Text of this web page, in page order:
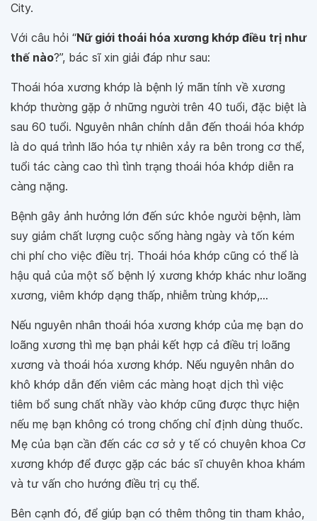
City.
Với câu hỏi “Nữ giới thoái hóa xương khớp điều trị như
thế nào?”, bác sĩ xin giải đáp như sau:
Thoái hóa xương khớp là bệnh lý mãn tính về xương
khớp thường gặp ở những người trên 40 tuổi, đặc biệt là
sau 60 tuổi. Nguyên nhân chính dẫn đến thoái hóa khớp
là do quá trình lão hóa tự nhiên xảy ra bên trong cơ thể,
tuổi tác càng cao thì tình trạng thoái hóa khớp diễn ra
càng nặng.
Bệnh gây ảnh hưởng lớn đến sức khỏe người bệnh, làm
suy giảm chất lượng cuộc sống hàng ngày và tốn kém
chi phí cho việc điều trị. Thoái hóa khớp cũng có thể là
hậu quả của một số bệnh lý xương khớp khác như loãng
xương, viêm khớp dạng thấp, nhiễm trùng khớp,...
Nếu nguyên nhân thoái hóa xương khớp của mẹ bạn do
loãng xương thì mẹ bạn phải kết hợp cả điều trị loãng
xương và thoái hóa xương khớp. Nếu nguyên nhân do
khô khớp dẫn đến viêm các màng hoạt dịch thì việc
tiêm bổ sung chất nhầy vào khớp cũng được thực hiện
nếu mẹ bạn không có trong chống chỉ định dùng thuốc.
Mẹ của bạn cần đến các cơ sở y tế có chuyên khoa Cơ
xương khớp để được gặp các bác sĩ chuyên khoa khám
và tư vấn cho hướng điều trị cụ thể.
Bên cạnh đó, để giúp bạn có thêm thông tin tham khảo,